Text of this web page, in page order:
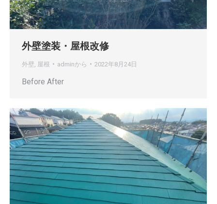
外壁塗装・屋根改修
外壁 屋根 adminから 2022年8月24日
Before After